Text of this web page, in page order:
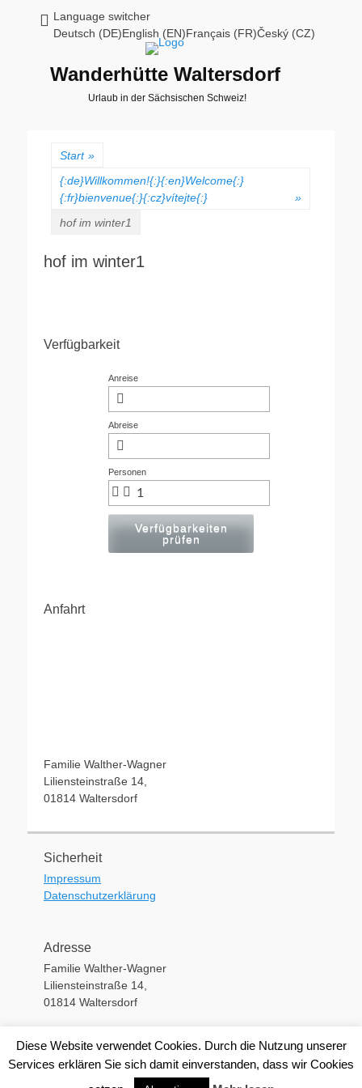
Language switcher
Deutsch (DE)English (EN)Français (FR)Český (CZ)
Wanderhütte Waltersdorf
Urlaub in der Sächsischen Schweiz!
Start »
{:de}Willkommen!{:}{:en}Welcome{:}
{:fr}bienvenue{:}{:cz}vítejte{:}
»
hof im winter1
hof im winter1
Verfügbarkeit
Anreise
Abreise
Personen
Verfügbarkeiten
prüfen
Anfahrt
Familie Walther-Wagner
Liliensteinstraße 14,
01814 Waltersdorf
Sicherheit
Impressum
Datenschutzerklärung
Adresse
Familie Walther-Wagner
Liliensteinstraße 14,
01814 Waltersdorf
. All Rights Reserved.
Datenschutzerklärung | Catch Responsive Child Theme by Catch
Themes Team
Diese Website verwendet Cookies. Durch die Nutzung unserer
Services erklären Sie sich damit einverstanden, dass wir Cookies